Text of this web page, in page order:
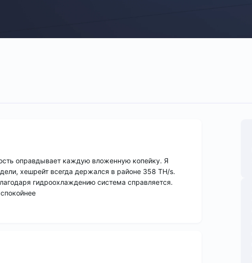
оправдывает каждую вложенную копейку. Я
хешрейт всегда держался в районе 358 TH/s.
гидроохлаждению система справляется.